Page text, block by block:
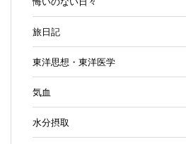
旅日記
東洋思想・東洋医学
気血
水分摂取